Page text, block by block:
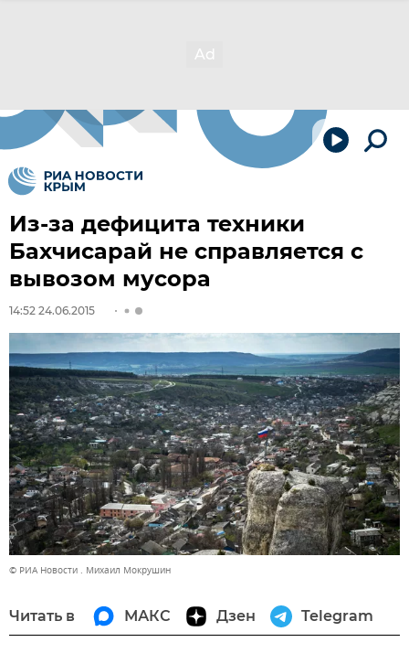
Из-за дефицита техники
Бахчисарай не справляется с
вывозом мусора
14:52 24.06.2015
© РИА Новости . Михаил Мокрушин
Читать в МАКС Дзен Telegram